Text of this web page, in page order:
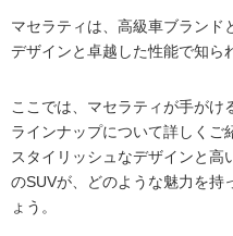
マセラティは、高級車ブランド
デザインと卓越した性能で知ら
ここでは、マセラティが手がけ
ラインナップについて詳しくご
スタイリッシュなデザインと高
のSUVが、どのような魅力を持
ょう。